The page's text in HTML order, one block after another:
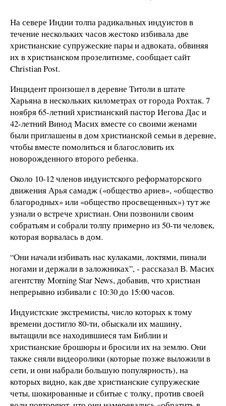
На севере Индии толпа радикальных индуистов в
течение нескольких часов жестоко избивала две
христианские супружеские пары и адвоката, обвиняя
их в христианском прозелитизме, сообщает сайт
Christian Post.
Инцидент произошел в деревне Титоли в штате
Харьяна в нескольких километрах от города Рохтак. 7
ноября 65-летний христианский пастор Иегова Дас и
42-летний Винод Масих вместе со своими женами
были приглашены в дом христианской семьи в деревне,
чтобы вместе помолиться и благословить их
новорожденного второго ребенка.
Около 10-12 членов индуистского реформаторского
движения Арья самадж («общество ариев», «общество
благородных» или «общество просвещенных») тут же
узнали о встрече христиан. Они позвонили своим
собратьям и собрали толпу примерно из 50-ти человек,
которая ворвалась в дом.
“Они начали избивать нас кулаками, локтями, пинали
ногами и держали в заложниках”, - рассказал В. Масих
агентству Morning Star News, добавив, что христиан
непрерывно избивали с 10:30 до 15:00 часов.
Индуистские экстремисты, число которых к тому
времени достигло 80-ти, обыскали их машину,
вытащили все находившиеся там Библии и
христианские брошюры и бросили их на землю. Они
также сняли видеоролики (которые позже выложили в
сети, и они набрали большую популярность), на
которых видно, как две христианские супружеские
четы, шокированные и сбитые с толку, против своей